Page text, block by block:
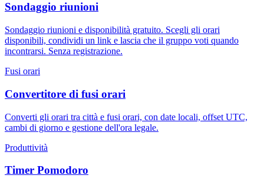
Sondaggio riunioni
Sondaggio riunioni e disponibilità gratuito. Scegli gli orari
disponibili, condividi un link e lascia che il gruppo voti quando
incontrarsi. Senza registrazione.
Fusi orari
Convertitore di fusi orari
Converti gli orari tra città e fusi orari, con date locali, offset UTC,
cambi di giorno e gestione dell'ora legale.
Produttività
Timer Pomodoro